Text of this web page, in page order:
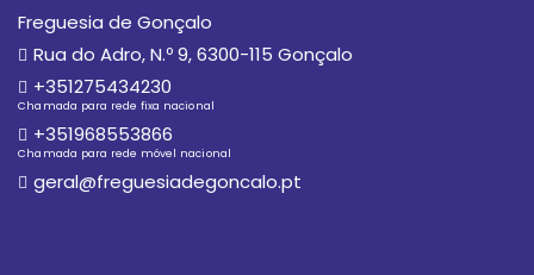
Freguesia de Gonçalo
Rua do Adro, N.º 9, 6300-115 Gonçalo
+351275434230
Chamada para rede fixa nacional
+351968553866
Chamada para rede móvel nacional
geral@freguesiadegoncalo.pt